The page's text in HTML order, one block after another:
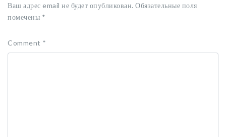
Ваш адрес email не будет опубликован. Обязательные поля
помечены *
Comment *